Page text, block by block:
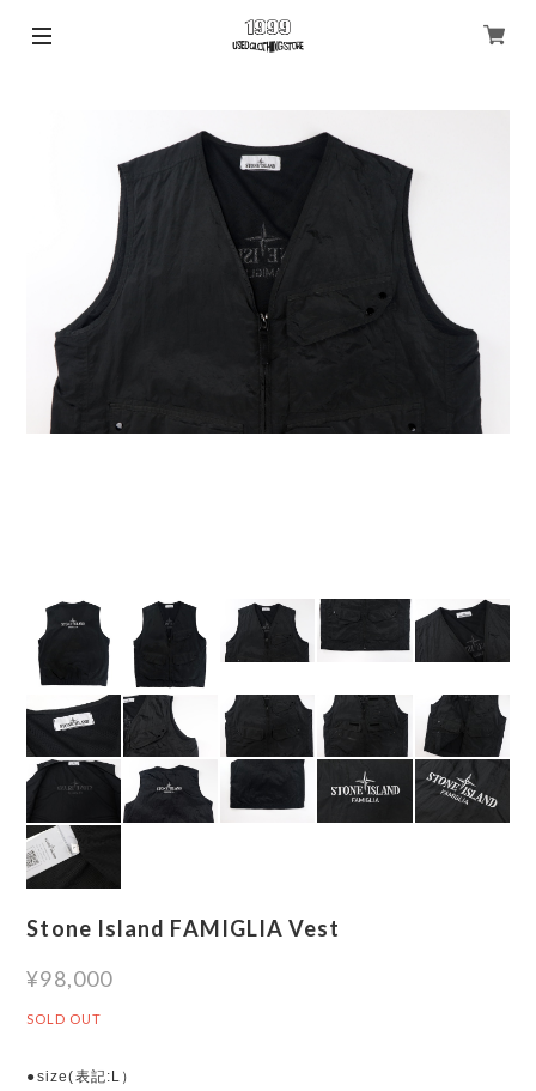
Stone Island FAMIGLIA Vest
¥98,000
SOLD OUT
●size(表記:L）